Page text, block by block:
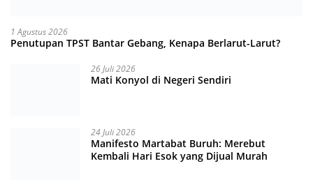
1 Agustus 2026
Penutupan TPST Bantar Gebang, Kenapa Berlarut-Larut?
26 Juli 2026
Mati Konyol di Negeri Sendiri
24 Juli 2026
Manifesto Martabat Buruh: Merebut
Kembali Hari Esok yang Dijual Murah